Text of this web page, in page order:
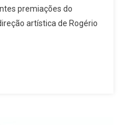
premiações do
artística de Rogério